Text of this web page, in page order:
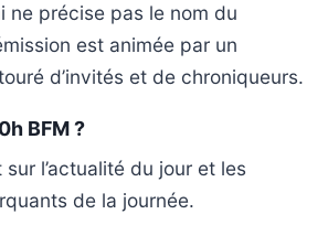
ne précise pas le nom du
est animée par un
d’invités et de chroniqueurs.
BFM ?
l’actualité du jour et les
de la journée.